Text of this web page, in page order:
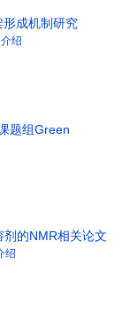
成机制研究
绍
题组Green
的NMR相关论文
绍